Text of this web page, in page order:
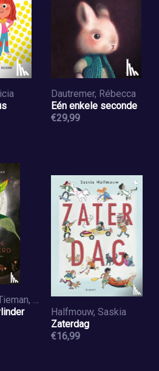
Dautremer, Rébecca
Eén enkele seconde
€29,99
Westera, Bette, Tieman, Naomi
Halfmouw, Saskia
Zaterdag
€16,99